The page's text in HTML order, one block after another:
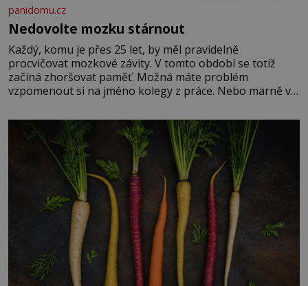
panidomu.cz
Nedovolte mozku stárnout
Každý, komu je přes 25 let, by měl pravidelně
procvičovat mozkové závity. V tomto období se totiž
začíná zhoršovat paměť. Možná máte problém
vzpomenout si na jméno kolegy z práce. Nebo marně v
Je to opravdu tak, s věkem jako kdyby se paměť
rozhodla stávkovat. Cvičte